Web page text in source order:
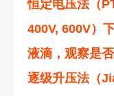
恒定电压法（
400V, 600V）
液滴，观察是否
逐级升压法（